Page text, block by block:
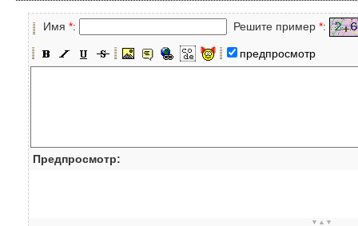
Имя *: Решите пример *:
предпросмотр
Предпросмотр:
▼▲▼